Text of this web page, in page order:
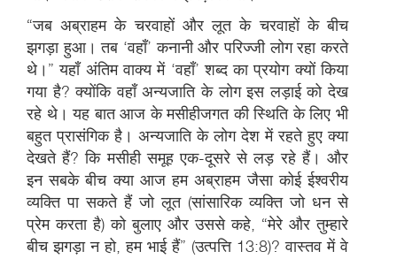
“जब अब्राहम के चरवाहों और लूत के चरवाहों के बीच
झगड़ा हुआ। तब ‘वहाँ’ कनानी और परिज्जी लोग रहा करते
थे।” यहाँ अंतिम वाक्य में ‘वहाँ’ शब्द का प्रयोग क्यों किया
गया है? क्योंकि वहाँ अन्यजाति के लोग इस लड़ाई को देख
रहे थे। यह बात आज के मसीहीजगत की स्थिति के लिए भी
बहुत प्रासंगिक है। अन्यजाति के लोग देश में रहते हुए क्या
देखते हैं? कि मसीही समूह एक-दूसरे से लड़ रहे हैं। और
इन सबके बीच क्या आज हम अब्राहम जैसा कोई ईश्वरीय
व्यक्ति पा सकते हैं जो लूत (सांसारिक व्यक्ति जो धन से
प्रेम करता है) को बुलाए और उससे कहे, “मेरे और तुम्हारे
बीच झगड़ा न हो, हम भाई हैं” (उत्पत्ति 13:8)? वास्तव में वे